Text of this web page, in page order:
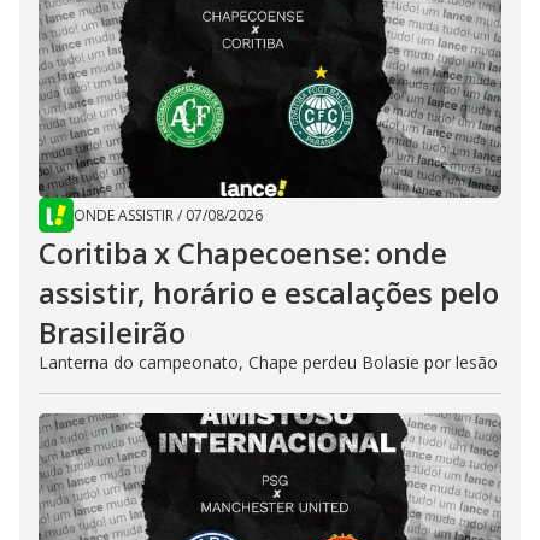
ONDE ASSISTIR/ 07/08/2026
Coritiba x Chapecoense: onde
assistir, horário e escalações pelo
Brasileirão
Lanterna do campeonato, Chape perdeu Bolasie por lesão